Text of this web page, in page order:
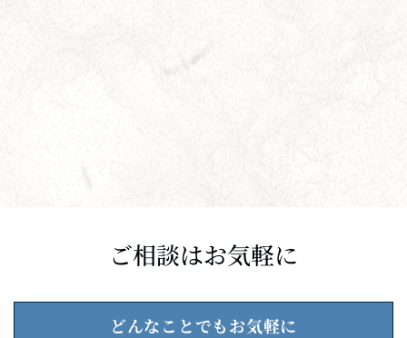
ご相談はお気軽に
どんなことでもお気軽に